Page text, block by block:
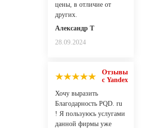
цены, в отличие от
других.
Александр Т
28.09.2024
Отзывы
с Yandex
Хочу выразить
Благодарность PQD. ru
! Я пользуюсь услугами
данной фирмы уже